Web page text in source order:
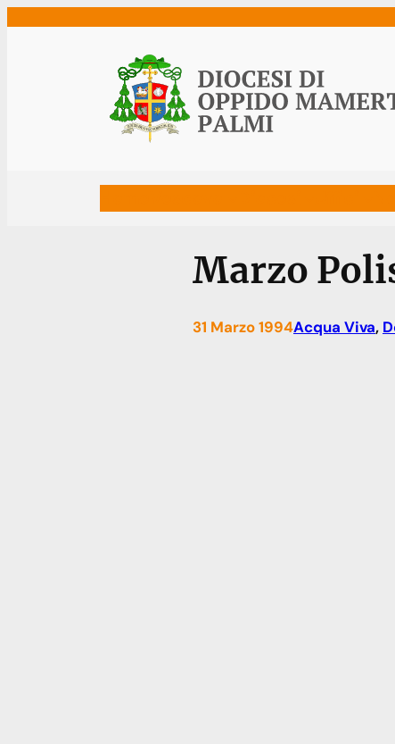
Marzo
31 Marzo 1994Acqua Viva,